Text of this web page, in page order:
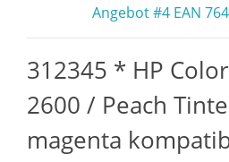
Angebot #4 EAN
312345 * HP
2600 / Peach
magenta